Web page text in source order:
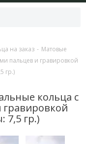
на заказ - Матовые
пальцев и гравировкой
гр.)
кольца с
7,5 гр.)